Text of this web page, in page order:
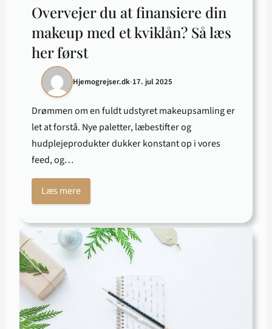
Overvejer du at finansiere din
makeup med et kviklån? Så læs
her først
Hjemogrejser.dk•17. jul 2025
Drømmen om en fuldt udstyret makeupsamling er
let at forstå. Nye paletter, læbestifter og
hudplejeprodukter dukker konstant op i vores
feed, og…
Læs mere